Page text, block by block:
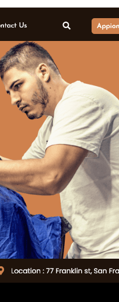
ရယူရန်
ဗားရှင်း
နောက်ဆုံး မွမ်းမံခဲ့သည့် အချိန်
လက်ရှိအသုံးပြုနေသော တပ်ဆင်မှုများ
WordPress ဗားရှင်း
PHP ဗားရှင်း
အခင်းအကျင်း၏ ပင်မစာမျက်နှာ